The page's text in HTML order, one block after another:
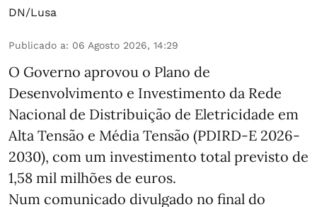
DN/Lusa
Publicado a: 06 Agosto 2026, 14:29
O Governo aprovou o Plano de
Desenvolvimento e Investimento da Rede
Nacional de Distribuição de Eletricidade em
Alta Tensão e Média Tensão (PDIRD-E 2026-
2030), com um investimento total previsto de
1,58 mil milhões de euros.
Num comunicado divulgado no final do